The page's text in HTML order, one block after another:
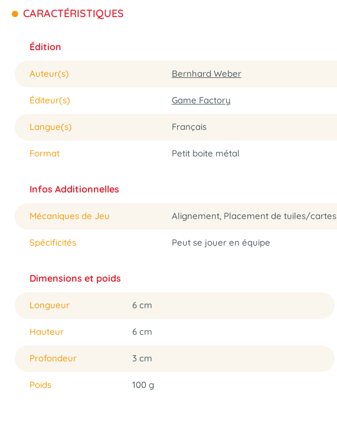
CARACTÉRISTIQUES
Édition
Auteur(s) Bernhard Weber
Éditeur(s) Game Factory
Langue(s) Français
Format Petit boite métal
Infos Additionnelles
Mécaniques de Jeu Alignement, Placement de tuiles/cartes
Spécificités Peut se jouer en équipe
Dimensions et poids
Longueur 6 cm
Hauteur 6 cm
Profondeur 3 cm
Poids 100 g